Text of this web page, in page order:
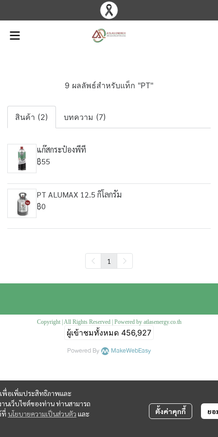
9 ผลลัพธ์สำหรับแท็ก "PT"
สินค้า (2) บทความ (7)
แก๊สกระป๋องพีที
฿55
PT ALUMAX 12.5 กิโลกรัม
฿0
1
พื่อเพิ่มประสิทธิภาพและ
นเว็บไซต์ของท่าน ท่านสามารถ
ที่ นโยบายความเป็นส่วนตัว และ ตั้งค่าคุกกี้ ยอ
Copyright | All Rights Reserved | Powered by atlasenergy.co.th
ผู้เข้าชมทั้งหมด 456,927
Powered By MakeWebEasy